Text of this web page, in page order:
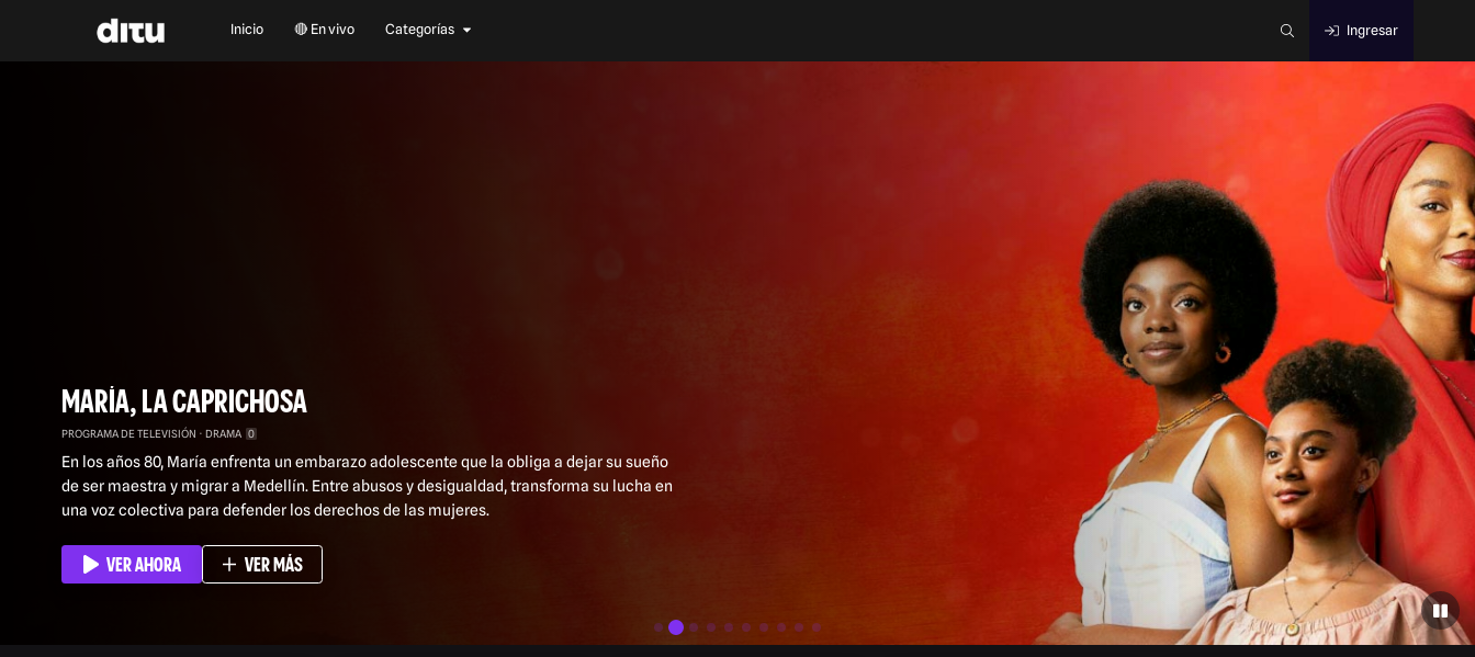
Inicio 🔴 En vivo Categorías Ingresar
Copa Mundial de Fútbol 2026
MARÍA, LA CAPRICHOSA
PROGRAMA DE TELEVISIÓN DRAMA 0
En los años 80, María enfrenta un embarazo adolescente que la obliga a dejar su sueño
de ser maestra y migrar a Medellín. Entre abusos y desigualdad, transforma su lucha en
una voz colectiva para defender los derechos de las mujeres.
VER AHORA VER MÁS